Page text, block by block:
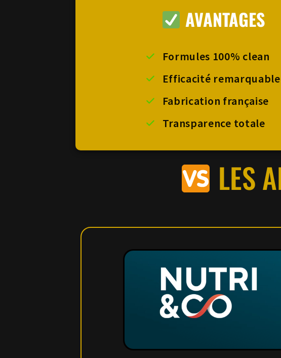
AVANTAGES
Formules 100% clean
Efficacité remarquable
Fabrication française
Transparence totale
LES